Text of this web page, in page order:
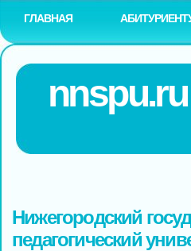
ГЛАВНАЯ
nnspu.ru
Нижегородский
педагогический